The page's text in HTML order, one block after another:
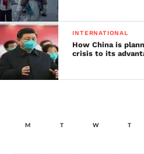
INTERNATIONAL
How China is
crisis to its
M T W T